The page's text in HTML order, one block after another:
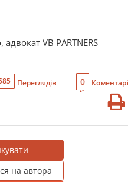
VB PARTNERS
Переглядів 0 Коментарі
на автора